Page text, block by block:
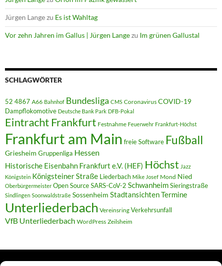
Jürgen Langezu Es ist Wahltag
Vor zehn Jahren im Gallus | Jürgen Langezu Im grünen Gallustal
SCHLAGWÖRTER
52 4867 A66 Bahnhof Bundesliga CMS Coronavirus COVID-19
Dampflokomotive Deutsche Bank Park DFB-Pokal
Eintracht Frankfurt Festnahme Feuerwehr Frankfurt-Höchst
Frankfurt am Main freie Software Fußball
Griesheim Gruppenliga Hessen
Historische Eisenbahn Frankfurt e.V. (HEF) Höchst Jazz
Königstein Königsteiner Straße Liederbach Mike Josef Mond Nied
Oberbürgermeister Open SourceSARS-CoV-2 SchwanheimSieringstraße
Sindlingen Soonwaldstraße Sossenheim StadtansichtenTermine
Unterliederbach Vereinsring Verkehrsunfall
VfB Unterliederbach WordPress Zeilsheim